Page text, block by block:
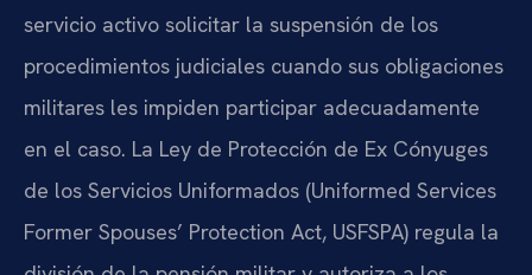
servicio activo solicitar la suspensión de los
procedimientos judiciales cuando sus obligaciones
militares les impiden participar adecuadamente
en el caso. La Ley de Protección de Ex Cónyuges
de los Servicios Uniformados (Uniformed Services
Former Spouses’ Protection Act, USFSPA) regula la